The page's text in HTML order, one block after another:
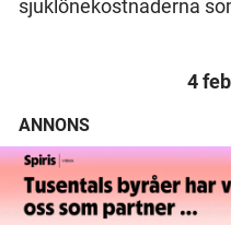
sjuklönekostnaderna
4
ANNONS